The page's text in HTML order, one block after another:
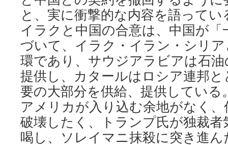
と、実に衝撃的な内容を語ってい
イラクと中国の合意は、中国が「
づいて、イラク・イラン・シリ
環であり、サウジアラビアは石
提供し、カタールはロシア連邦
要の大部分を供給、提供してい
アメリカが入り込む余地がなく
破壊したく、トランプ氏が独裁
喝し、ソレイマニ抹殺に突き進